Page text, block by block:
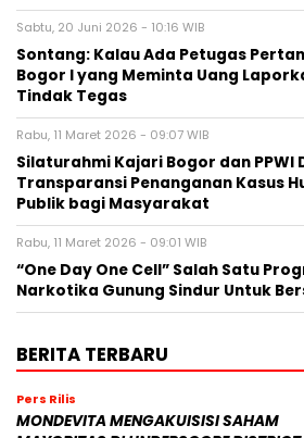
Sabtu, 20 Juni 2026 - 10:16 WIB
Sontang: Kalau Ada Petugas
Bogor I yang Meminta Uang
Tindak Tegas
Rabu, 11 Maret 2026 - 09:07 WIB
Silaturahmi Kajari Bogor dan PPWI
Transparansi Penanganan Kasus
Publik bagi Masyarakat
Rabu, 11 Maret 2026 - 09:01 WIB
“One Day One Cell” Salah Satu
Narkotika Gunung Sindur Untuk
BERITA TERBARU
Pers Rilis
MONDEVITA MENGAKUISISI SAHAM